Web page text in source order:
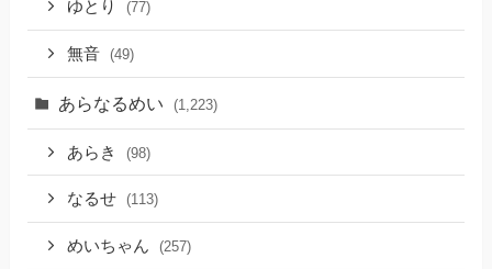
ゆとり (77)
無音 (49)
あらなるめい (1,223)
あらき (98)
なるせ (113)
めいちゃん (257)